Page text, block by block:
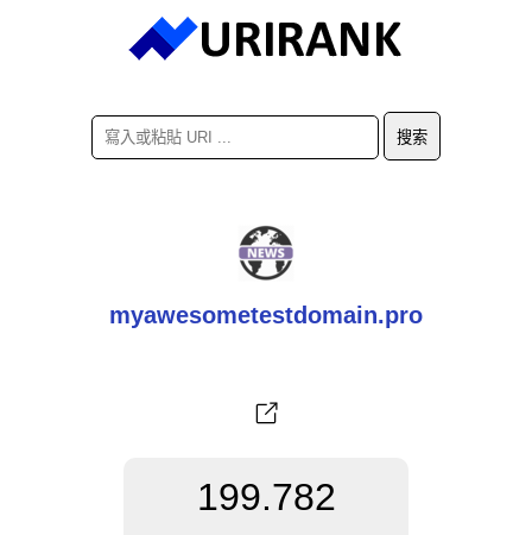
myawesometestdomain.pro
199.782